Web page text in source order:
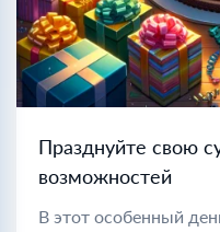
Празднуйте свою
возможностей
В этот особенный